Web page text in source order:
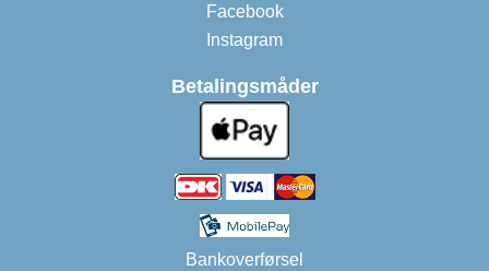
Facebook
Instagram
Betalingsmåder
Bankoverførsel